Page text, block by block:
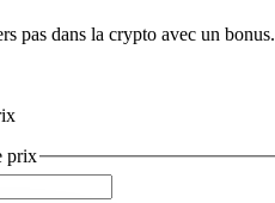
pas dans la crypto avec un bonus.
prix